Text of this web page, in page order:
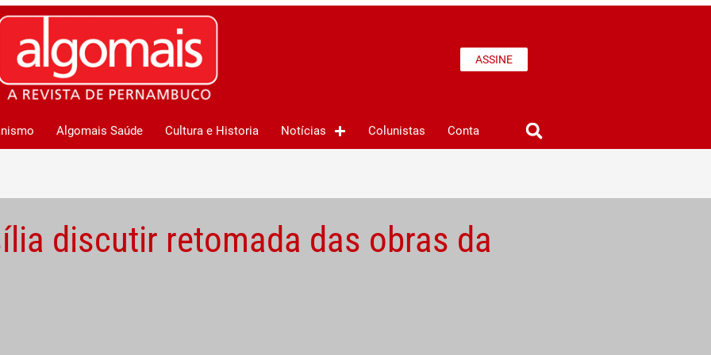
ASSINE
Algomais Saúde Cultura e Historia Notícias Colunistas Conta
discutir retomada das obras da